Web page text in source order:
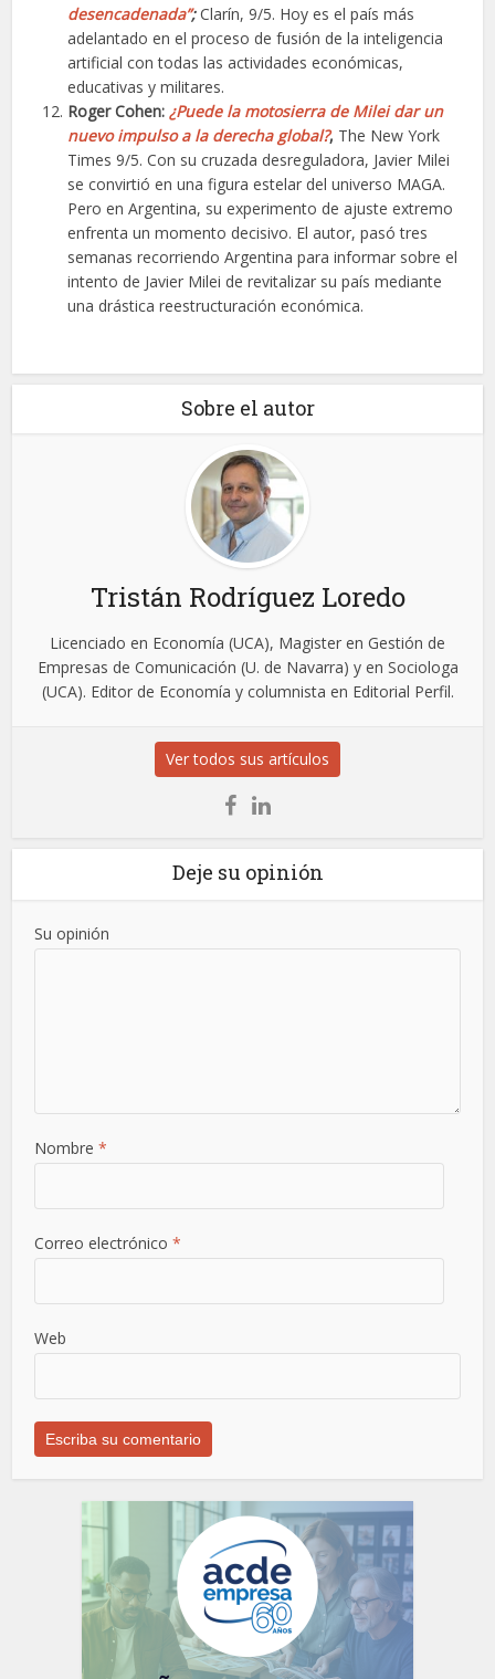
desencadenada”;Clarín, 9/5. Hoy es el país más
adelantado en el proceso de fusión de la inteligencia
artificial con todas las actividades económicas,
educativas y militares.
Roger Cohen:¿Puede la motosierra de Milei dar un
nuevo impulso a la derecha global?, The New York
Times 9/5. Con su cruzada desreguladora, Javier Milei
se convirtió en una figura estelar del universo MAGA.
Pero en Argentina, su experimento de ajuste extremo
enfrenta un momento decisivo. El autor, pasó tres
semanas recorriendo Argentina para informar sobre el
intento de Javier Milei de revitalizar su país mediante
una drástica reestructuración económica.
Sobre el autor
Tristán Rodríguez Loredo
Licenciado en Economía (UCA), Magister en Gestión de
Empresas de Comunicación (U. de Navarra) y en Sociologa
(UCA). Editor de Economía y columnista en Editorial Perfil.
Ver todos sus artículos
Deje su opinión
Su opinión
Nombre*
Correo electrónico*
Web